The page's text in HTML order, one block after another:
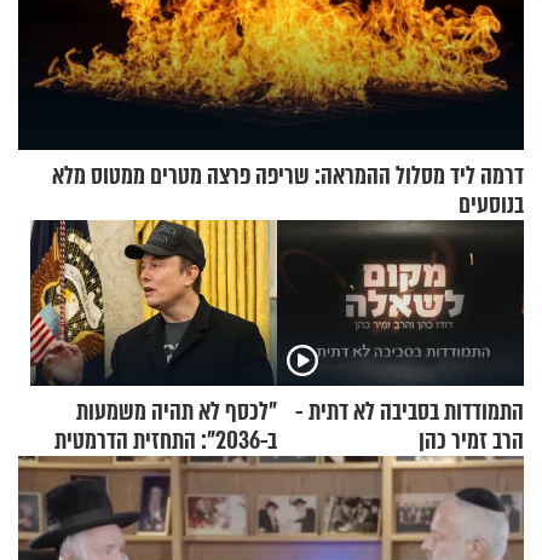
דרמה ליד מסלול ההמראה: שריפה פרצה מטרים ממטוס מלא
בנוסעים
התמודדות בסביבה לא דתית -
הרב זמיר כהן
"לכסף לא תהיה משמעות
ב-2036": התחזית הדרמטית
של אילון מאסק על עתיד
הכלכלה